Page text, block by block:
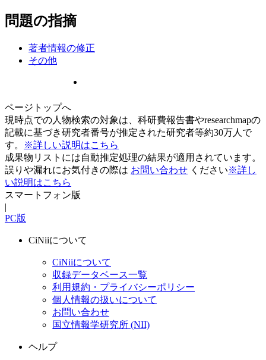
問題の指摘
著者情報の修正
その他
ページトップへ
現時点での人物検索の対象は、科研費報告書やresearchmapの
記載に基づき研究者番号が推定された研究者等約30万人で
す。
※詳しい説明はこちら
成果物リストには自動推定処理の結果が適用されています。
誤りや漏れにお気付きの際は お問い合わせ ください※詳し
い説明はこちら
スマートフォン版
|
PC版
CiNiiについて
CiNiiについて
収録データベース一覧
利用規約・プライバシーポリシー
個人情報の扱いについて
お問い合わせ
国立情報学研究所 (NII)
ヘルプ